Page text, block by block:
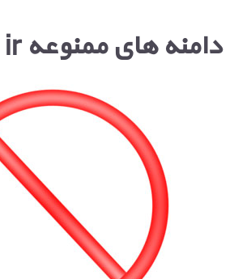
دامنه های ممنوعه ir